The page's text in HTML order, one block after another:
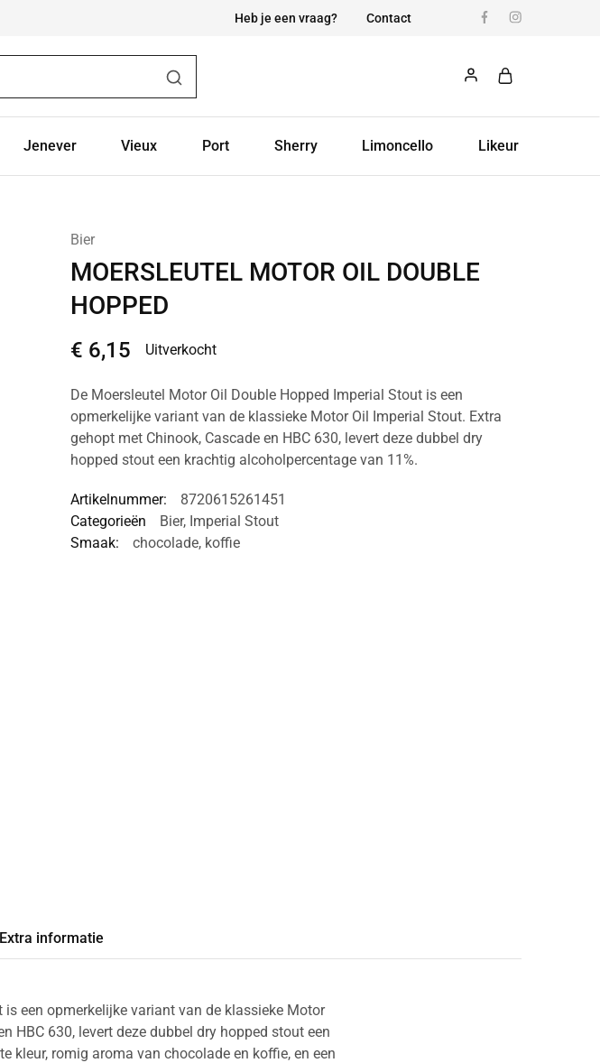
Heb je een vraag? Contact
Jenever Vieux Port Sherry Limoncello Likeur
Bier
MOERSLEUTEL MOTOR OIL DOUBLE
HOPPED
€ 6,15 Uitverkocht
De Moersleutel Motor Oil Double Hopped Imperial Stout is een
opmerkelijke variant van de klassieke Motor Oil Imperial Stout. Extra
gehopt met Chinook, Cascade en HBC 630, levert deze dubbel dry
hopped stout een krachtig alcoholpercentage van 11%.
Artikelnummer:
8720615261451
Categorieën
Bier, Imperial Stout
Smaak:
chocolade, koffie
Extra informatie
een opmerkelijke variant van de klassieke Motor
HBC 630, levert deze dubbel dry hopped stout een
kleur, romig aroma van chocolade en koffie, en een